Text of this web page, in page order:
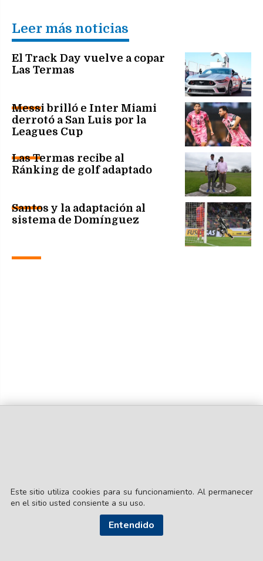
Leer más noticias
El Track Day vuelve a copar
Las Termas
Messi brilló e Inter Miami
derrotó a San Luis por la
Leagues Cup
Las Termas recibe al
Ránking de golf adaptado
Santos y la adaptación al
sistema de Domínguez
Director Editorial: Lic. Gustavo Eduardo Ick
Santiago del Estero / República Argentina
Este sitio utiliza cookies para su funcionamiento. Al permanecer
en el sitio usted consiente a su uso.
Entendido